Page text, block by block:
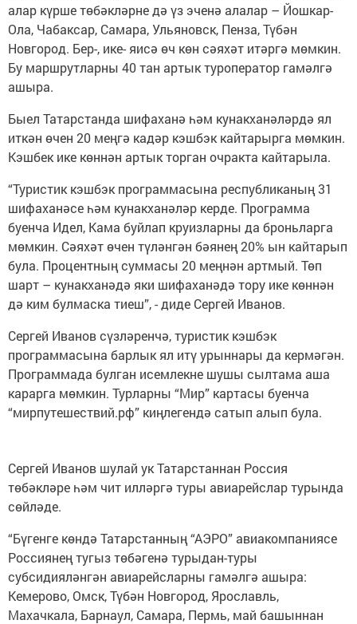
алар күрше төбәкләрне дә үз эченә алалар – Йошкар-
Ола, Чабаксар, Самара, Ульяновск, Пенза, Түбән
Новгород. Бер-, ике- яисә өч көн сәяхәт итәргә мөмкин.
Бу маршрутларны 40 тан артык туроператор гамәлгә
ашыра.
Быел Татарстанда шифаханә һәм кунакханәләрдә ял
иткән өчен 20 меңгә кадәр кэшбэк кайтарырга мөмкин.
Кэшбек ике көннән артык торган очракта кайтарыла.
“Туристик кэшбэк программасына республиканың 31
шифаханәсе һәм кунакханәләр керде. Программа
буенча Идел, Кама буйлап круизларны да броньларга
мөмкин. Сәяхәт өчен түләнгән бәянең 20% ын кайтарып
була. Процентның суммасы 20 меңнән артмый. Төп
шарт – кунакханәдә яки шифаханәдә тору ике көннән
дә ким булмаска тиеш”, - диде Сергей Иванов.
Сергей Иванов сүзләренчә, туристик кэшбэк
программасына барлык ял итү урыннары да кермәгән.
Программада булган исемлекне шушы сылтама аша
карарга мөмкин. Турларны “Мир” картасы буенча
“мирпутешествий.рф” киңлегендә сатып алып була.
Сергей Иванов шулай ук Татарстаннан Россия
төбәкләре һәм чит илләргә туры авиарейслар турында
сөйләде.
“Бүгенге көндә Татарстанның “АЭРО” авиакомпаниясе
Россиянең тугыз төбәгенә турыдан-туры
субсидияләнгән авиарейсларны гамәлгә ашыра:
Кемерово, Омск, Түбән Новгород, Ярославль,
Махачкала, Барнаул, Самара, Пермь, май башыннан